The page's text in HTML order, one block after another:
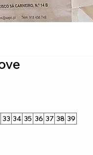
33 34 35 36 37 38 39